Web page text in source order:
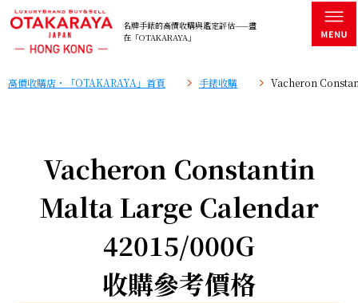
名牌手錶的高價收購與鑑定評估——盡
在「OTAKARAYA」
高價收購店・「OTAKARAYA」首頁 手錶收購 Vacheron
Vacheron Constantin
Malta Large Calendar
42015/000G
收購參考價格